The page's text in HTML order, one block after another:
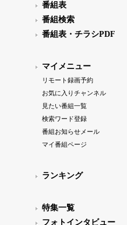
番組表
番組検索
番組表・チラシPDF
マイメニュー
リモート録画予約
お気に入りチャンネル
見たい番組一覧
検索ワード登録
番組お知らせメール
マイ番組ページ
ランキング
特集一覧
フォトインタビュー